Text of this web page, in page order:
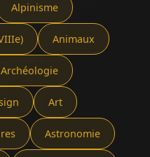
Alpinisme
Animaux
Archéologie
Art
Astronomie